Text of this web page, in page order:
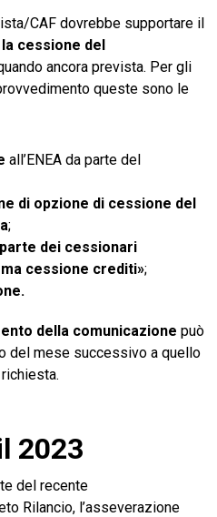
CAF dovrebbe supportare il
cessione del
ancora prevista. Per gli
queste sono le
all’ENEA da parte del
di opzione di cessione del
;
dei cessionari
cessione crediti»;
della comunicazione può
del mese successivo a quello
2023
del recente
Rilancio, l’asseverazione